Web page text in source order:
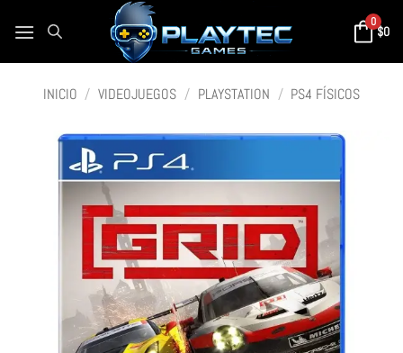
0
$0
INICIO / VIDEOJUEGOS / PLAYSTATION / PS4 FÍSICOS